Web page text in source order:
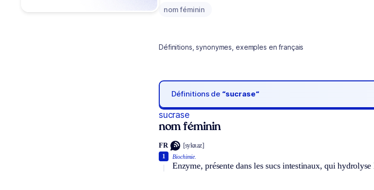
nom féminin
Définitions, synonymes, exemples en français
Définitions de “sucrase“
sucrase
nom féminin
FR [sykʀaz]
Biochimie.
Enzyme, présente dans les sucs intestinaux, qui
1